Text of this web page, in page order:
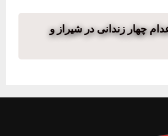
چهار زندانی در شیراز و